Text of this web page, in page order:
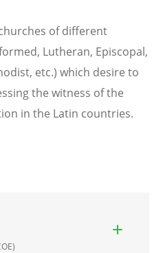
of different
Lutheran, Episcopal,
etc.) which desire to
the witness of the
in the Latin countries.